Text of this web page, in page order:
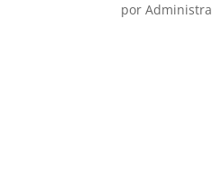
porAdministra